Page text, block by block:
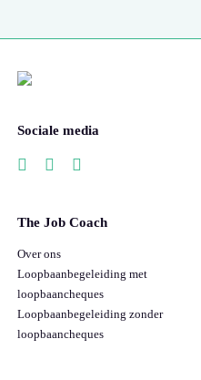
Sociale media
The Job Coach
Over ons
Loopbaanbegeleiding met
loopbaancheques
Loopbaanbegeleiding zonder
loopbaancheques